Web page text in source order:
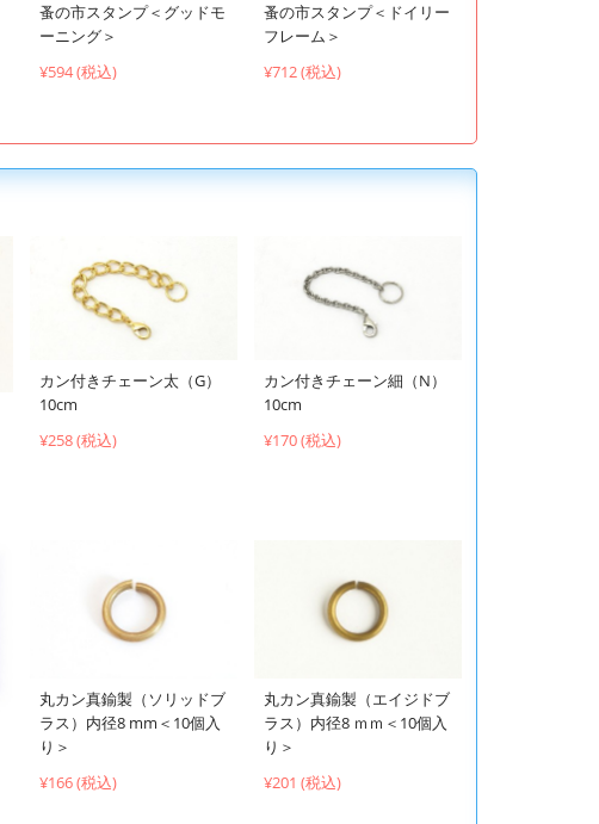
蚤の市スタンプ＜グッドモ
ーニング＞
¥594 (税込)
蚤の市スタンプ＜ドイリー
フレーム＞
¥712 (税込)
カン付きチェーン太（G）
10cm
¥258 (税込)
カン付きチェーン細（N）
10cm
¥170 (税込)
丸カン真鍮製（ソリッドブ
ラス）内径8 mm＜10個入
り＞
¥166 (税込)
丸カン真鍮製（エイジドブ
ラス）内径8 ｍｍ＜10個入
り＞
¥201 (税込)